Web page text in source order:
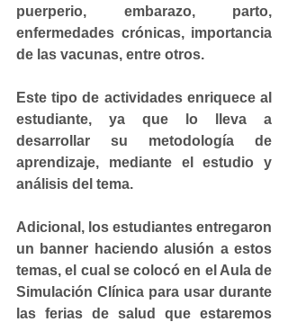
puerperio, embarazo, parto,
enfermedades crónicas, importancia
de las vacunas, entre otros.
Este tipo de actividades enriquece al
estudiante, ya que lo lleva a
desarrollar su metodología de
aprendizaje, mediante el estudio y
análisis del tema.
Adicional, los estudiantes entregaron
un banner haciendo alusión a estos
temas, el cual se colocó en el Aula de
Simulación Clínica para usar durante
las ferias de salud que estaremos